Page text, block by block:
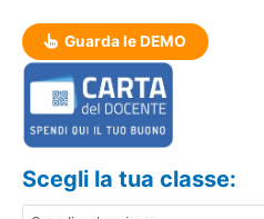
Guarda le DEMO
Scegli la tua classe: